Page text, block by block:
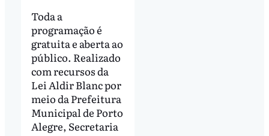
Toda a
programação é
gratuita e aberta ao
público. Realizado
com recursos da
Lei Aldir Blanc por
meio da Prefeitura
Municipal de Porto
Alegre, Secretaria